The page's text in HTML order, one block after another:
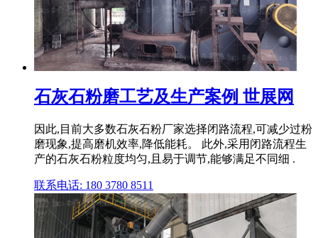
石灰石粉磨工艺及生产案例 世展网
因此,目前大多数石灰石粉厂家选择闭路流程,可减少过粉
磨现象,提高磨机效率,降低能耗。 此外,采用闭路流程生
产的石灰石粉粒度均匀,且易于调节,能够满足不同细 .
联系电话: 180 3780 8511